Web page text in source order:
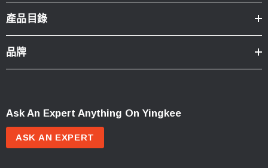
產品目錄
品牌
Ask An Expert Anything On Yingkee
ASK AN EXPERT